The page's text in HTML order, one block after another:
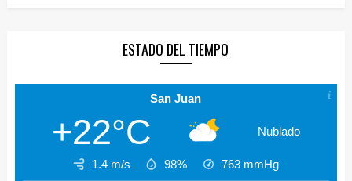
ESTADO DEL TIEMPO
San Juan
+22°C Nublado
1.4 m/s 98% 763 mmHg